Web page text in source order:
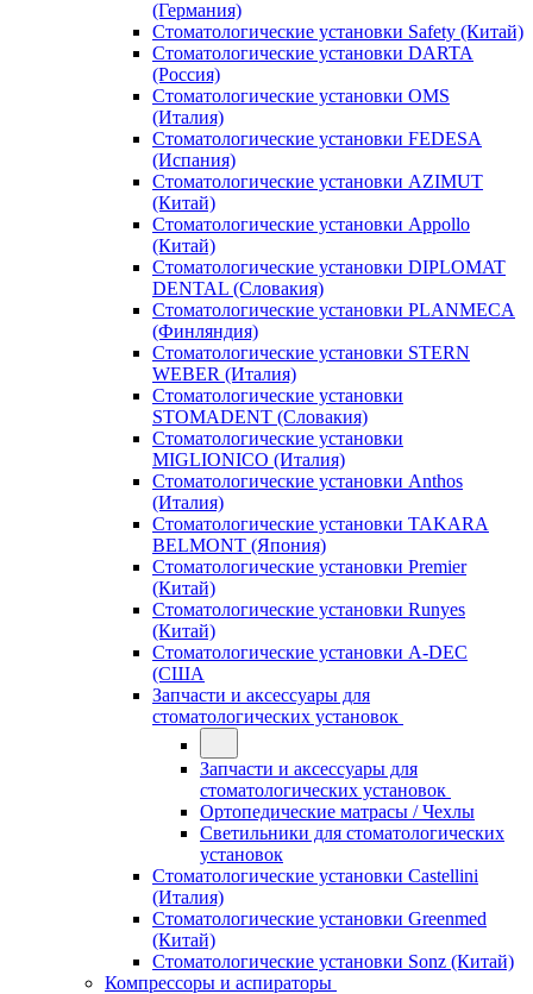
(Германия)
Стоматологические установки Safety (Китай)
Стоматологические установки DARTA
(Россия)
Стоматологические установки OMS
(Италия)
Стоматологические установки FEDESA
(Испания)
Стоматологические установки AZIMUT
(Китай)
Стоматологические установки Appollo
(Китай)
Стоматологические установки DIPLOMAT
DENTAL (Словакия)
Стоматологические установки PLANMECA
(Финляндия)
Стоматологические установки STERN
WEBER (Италия)
Стоматологические установки
STOMADENT (Словакия)
Стоматологические установки
MIGLIONICO (Италия)
Стоматологические установки Anthos
(Италия)
Стоматологические установки TAKARA
BELMONT (Япония)
Стоматологические установки Premier
(Китай)
Стоматологические установки Runyes
(Китай)
Стоматологические установки A-DEC
(США
Запчасти и аксессуары для
стоматологических установок
Запчасти и аксессуары для
стоматологических установок
Ортопедические матрасы / Чехлы
Светильники для стоматологических
установок
Стоматологические установки Castellini
(Италия)
Стоматологические установки Greenmed
(Китай)
Стоматологические установки Sonz (Китай)
Компрессоры и аспираторы